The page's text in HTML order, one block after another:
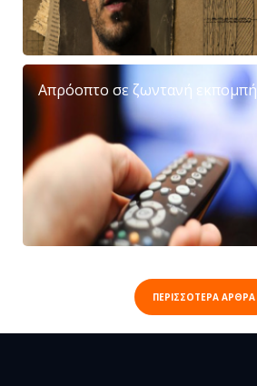
Απρόοπτο σε ζωντανή εκπομπή
ΠΕΡΙΣΣΟΤΕΡΑ ΑΡΘΡΑ